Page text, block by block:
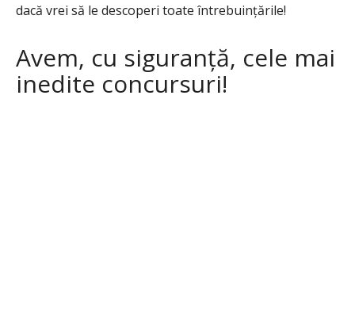
dacă vrei să le descoperi toate întrebuințările!
Avem, cu siguranță, cele mai
inedite concursuri!